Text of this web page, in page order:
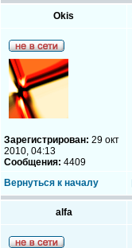
Okis
Зарегистрирован: 29 окт
2010, 04:13
Сообщения: 4409
Вернуться к началу
alfa